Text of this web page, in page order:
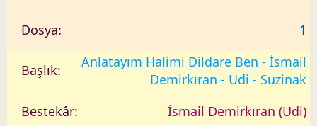
1
Anlatayım Halimi Dildare Ben - İsmail
Demirkıran - Udi - Suzinak
İsmail Demirkıran (Udi)